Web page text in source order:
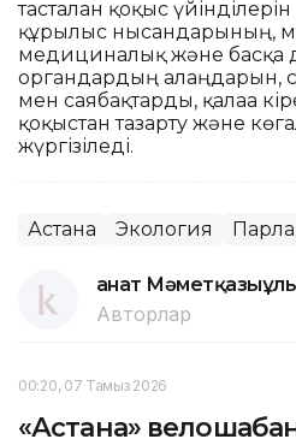
тасталған қоқыс
құрылыс нысандарының,
медициналық және басқа
органдардың алаңдарын,
мен саябақтарды, қалаға
қоқыстан тазарту және
жүргізіледі.
Астана Экология
Қанат
Авторлар
00:20, 07 Тамыз 2026
«Астана»